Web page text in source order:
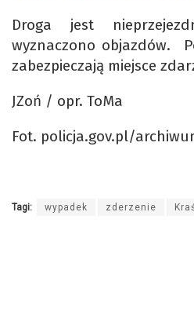
Droga jest
wyznaczono objazdów.
zabezpieczają miejsce
JZoń / opr. ToMa
Fot. policja.gov.pl/
Tagi: wypadek zderzenie